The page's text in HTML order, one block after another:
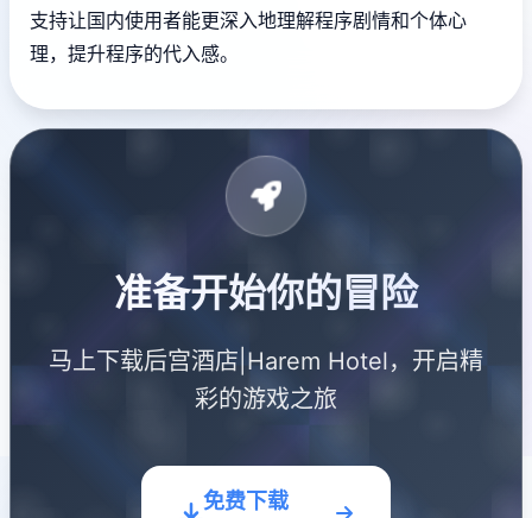
支持让国内使用者能更深入地理解程序剧情和个体心
理，提升程序的代入感。
准备开始你的冒险
马上下载后宫酒店|Harem Hotel，开启精
彩的游戏之旅
免费下载